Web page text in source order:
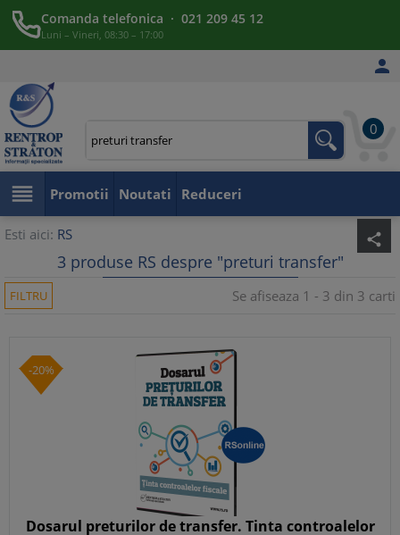
Comanda telefonica · 021 209 45 12
Luni – Vineri, 08:30 – 17:00

0
 Promotii Noutati Reduceri
Esti aici: RS share
3 produse RS despre "preturi transfer"
FILTRU Se afiseaza 1 - 3 din 3 carti
-20%
Dosarul preturilor de transfer. Tinta controalelor